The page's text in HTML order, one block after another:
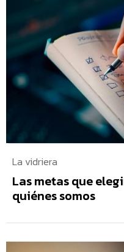
La vidriera
Las metas que
quiénes somos